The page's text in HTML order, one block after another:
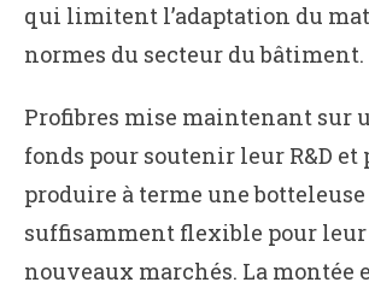
qui limitent l’adaptation du
normes du secteur du bâtiment.
Profibres mise maintenant sur
fonds pour soutenir leur R&D et
produire à terme une botteleuse
suffisamment flexible pour
nouveaux marchés. La montée